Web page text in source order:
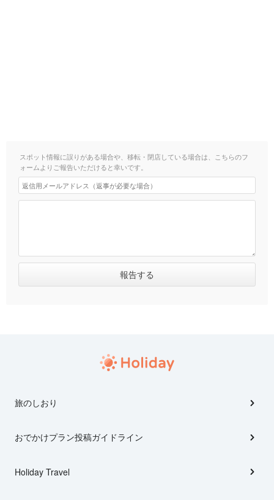
スポット情報に誤りがある場合や、移転・閉店している場合は、こちらのフ
ォームよりご報告いただけると幸いです。
旅のしおり
おでかけプラン投稿ガイドライン
Holiday Travel